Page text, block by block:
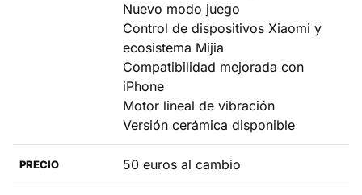
Nuevo modo juego
Control de dispositivos Xiaomi y
ecosistema Mijia
Compatibilidad mejorada con
iPhone
Motor lineal de vibración
Versión cerámica disponible
PRECIO 50 euros al cambio